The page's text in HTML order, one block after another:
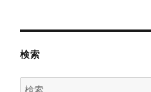
ン
検索
検